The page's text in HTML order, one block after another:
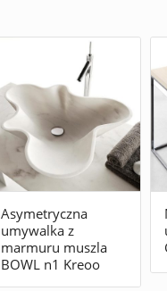
Asymetryczna
umywalka z
marmuru muszla
BOWL n1 Kreoo